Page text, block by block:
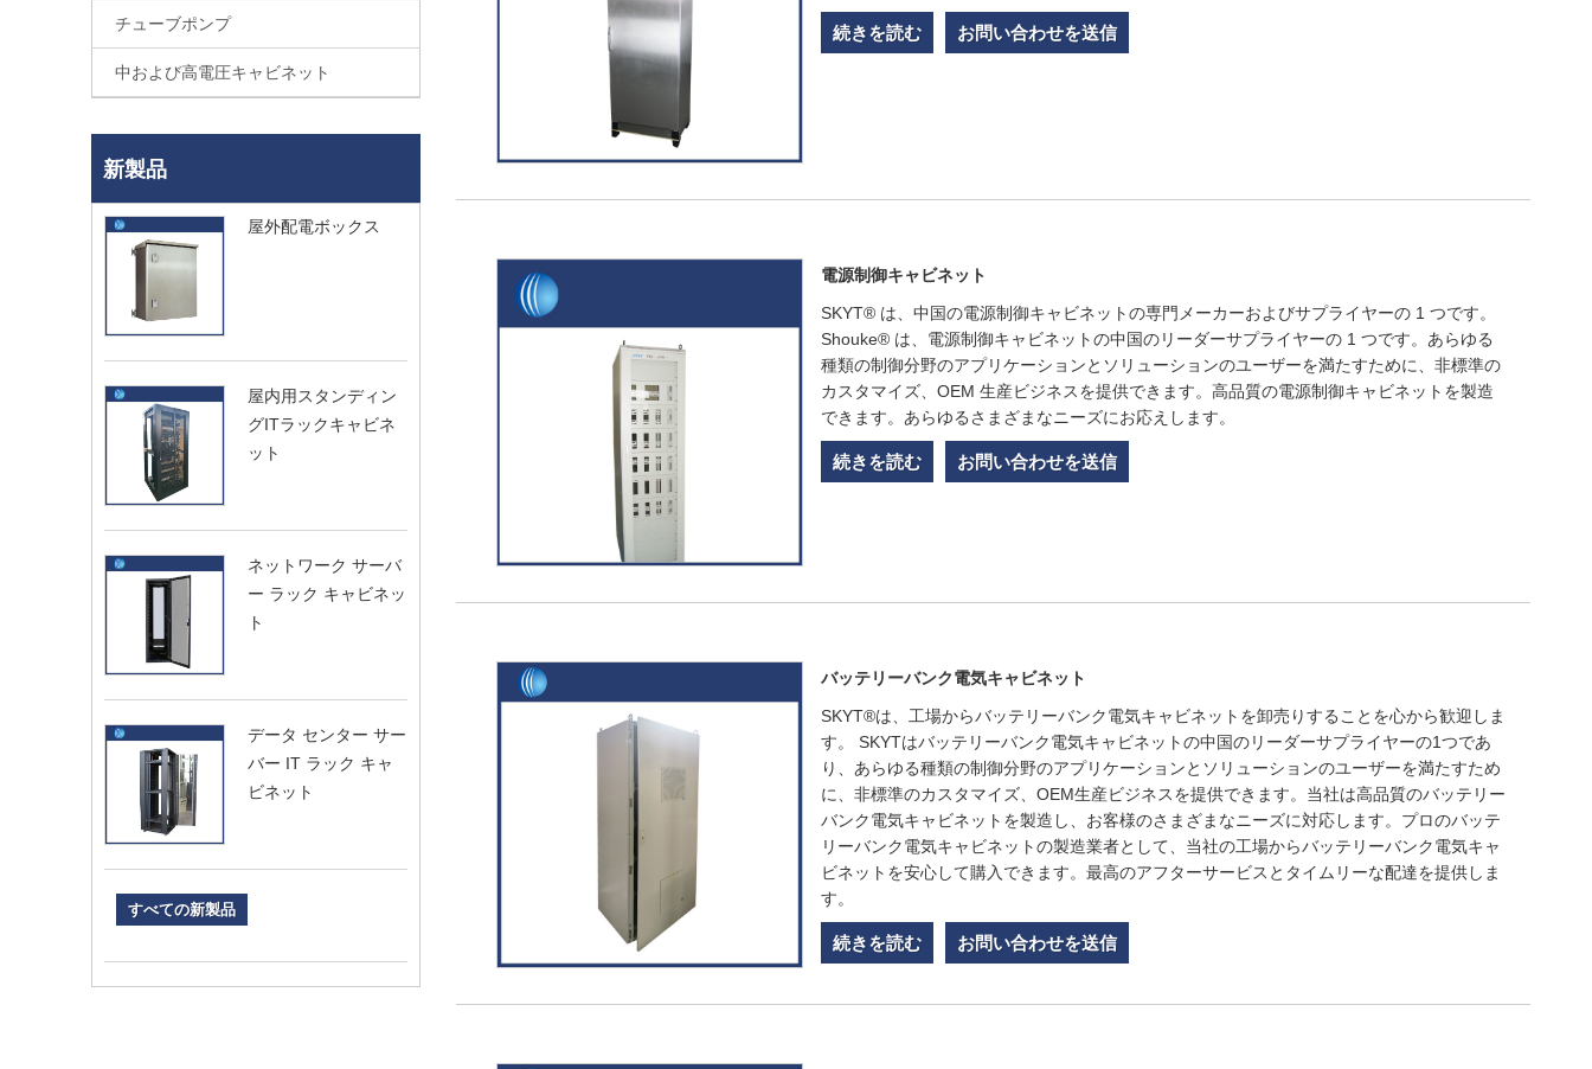
チューブポンプ
中および高電圧キャビネット
新製品
屋外配電ボックス
屋内用スタンディン
グITラックキャビネ
ット
ネットワーク サーバ
ー ラック キャビネッ
ト
データ センター サー
バー IT ラック キャ
ビネット
すべての新製品
続きを読む お問い合わせを送信
電源制御キャビネット
SKYT® は、中国の電源制御キャビネットの専門メーカーおよびサプライヤーの 1 つです。
Shouke® は、電源制御キャビネットの中国のリーダーサプライヤーの 1 つです。あらゆる
種類の制御分野のアプリケーションとソリューションのユーザーを満たすために、非標準の
カスタマイズ、OEM 生産ビジネスを提供できます。高品質の電源制御キャビネットを製造
できます。あらゆるさまざまなニーズにお応えします。
続きを読む お問い合わせを送信
バッテリーバンク電気キャビネット
SKYT®は、工場からバッテリーバンク電気キャビネットを卸売りすることを心から歓迎しま
す。 SKYTはバッテリーバンク電気キャビネットの中国のリーダーサプライヤーの1つであ
り、あらゆる種類の制御分野のアプリケーションとソリューションのユーザーを満たすため
に、非標準のカスタマイズ、OEM生産ビジネスを提供できます。当社は高品質のバッテリー
バンク電気キャビネットを製造し、お客様のさまざまなニーズに対応します。プロのバッテ
リーバンク電気キャビネットの製造業者として、当社の工場からバッテリーバンク電気キャ
ビネットを安心して購入できます。最高のアフターサービスとタイムリーな配達を提供しま
す。
続きを読む お問い合わせを送信